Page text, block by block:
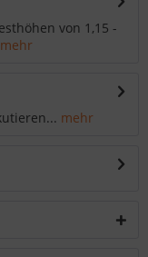
von 1,15 -
mehr
mehr